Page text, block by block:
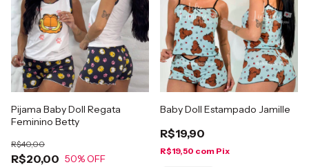
Pijama Baby Doll Regata
Feminino Betty
R$20,00
R$40,00
50% OFF
Baby Doll Estampado Jamille
R$19,90
R$19,50 com Pix